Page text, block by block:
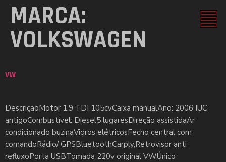
MARCA:
VOLKSWAGEN
VW
DescriçãoMotor 1.9 TDI 105cvCaixa manualAno: 2006 IUC
antigoCombustível: Diesel5 lugaresDireção assistidaAr
condicionado buzinaVidros elétricosFecho central com
comandoRádio/ GPSBluetoothCarply,Retrovisor anti
refluxoPorta USBTomada 220v original VWÚnico